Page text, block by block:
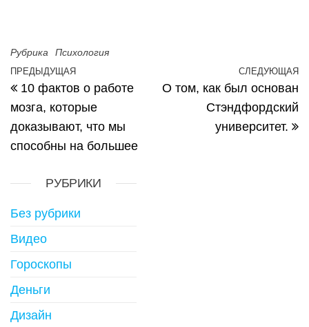
Рубрика Психология
Навигация по записям
Предыдущая запись
ПРЕДЫДУЩАЯ
10 фактов о работе
мозга, которые
доказывают, что мы
способны на большее
СЛЕДУЮЩАЯ
О том, как был основан
Стэндфордский
университет.
РУБРИКИ
Без рубрики
Видео
Гороскопы
Деньги
Дизайн